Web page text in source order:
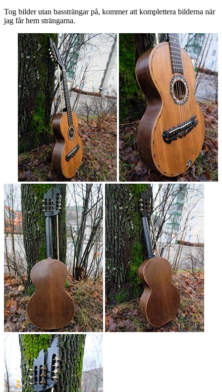
Tog bilder utan bassträngar på, kommer att komplettera bilderna när
jag får hem strängarna.